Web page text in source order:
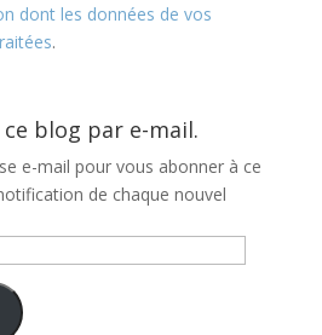
dont les données de vos
.
blog par e-mail.
e-mail pour vous abonner à ce
de chaque nouvel